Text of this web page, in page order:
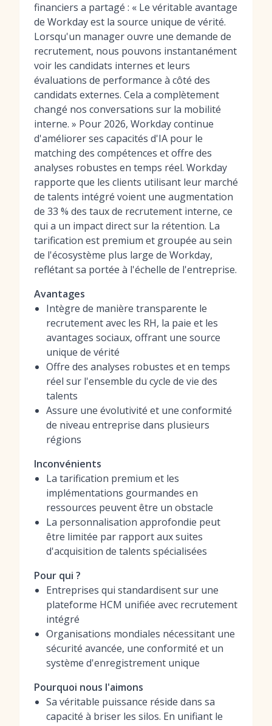
financiers a partagé : « Le véritable avantage
de Workday est la source unique de vérité.
Lorsqu'un manager ouvre une demande de
recrutement, nous pouvons instantanément
voir les candidats internes et leurs
évaluations de performance à côté des
candidats externes. Cela a complètement
changé nos conversations sur la mobilité
interne. » Pour 2026, Workday continue
d'améliorer ses capacités d'IA pour le
matching des compétences et offre des
analyses robustes en temps réel. Workday
rapporte que les clients utilisant leur marché
de talents intégré voient une augmentation
de 33 % des taux de recrutement interne, ce
qui a un impact direct sur la rétention. La
tarification est premium et groupée au sein
de l'écosystème plus large de Workday,
reflétant sa portée à l'échelle de l'entreprise.
Avantages
Intègre de manière transparente le
recrutement avec les RH, la paie et les
avantages sociaux, offrant une source
unique de vérité
Offre des analyses robustes et en temps
réel sur l'ensemble du cycle de vie des
talents
Assure une évolutivité et une conformité
de niveau entreprise dans plusieurs
régions
Inconvénients
La tarification premium et les
implémentations gourmandes en
ressources peuvent être un obstacle
La personnalisation approfondie peut
être limitée par rapport aux suites
d'acquisition de talents spécialisées
Pour qui ?
Entreprises qui standardisent sur une
plateforme HCM unifiée avec recrutement
intégré
Organisations mondiales nécessitant une
sécurité avancée, une conformité et un
système d'enregistrement unique
Pourquoi nous l'aimons
Sa véritable puissance réside dans sa
capacité à briser les silos. En unifiant le